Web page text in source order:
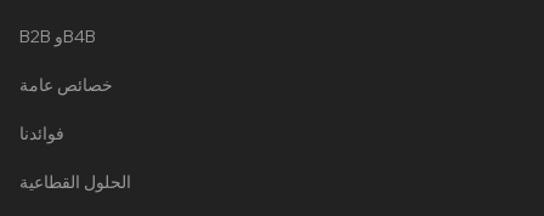
B2B وB4B
خصائص عامة
فوائدنا
الحلول القطاعية